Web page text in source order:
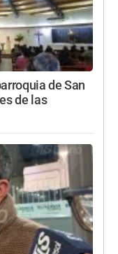
de San
de las